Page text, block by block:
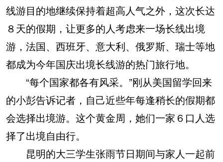
线游目的地继续保持着超高人气之外，这次长达
８天的假期，让更多的人考虑来一场长线出境
游，法国、西班牙、意大利、俄罗斯、瑞士等地
都成为今年国庆出境长线游的热门旅行地。
“每个国家都各有风采。”刚从美国留学回来
的小彭告诉记者，自己近些年每逢稍长的假期都
会选择出境游。这个黄金周，她们一家６口人选
择了出境自由行。
昆明的大三学生张雨节日期间与家人一起前